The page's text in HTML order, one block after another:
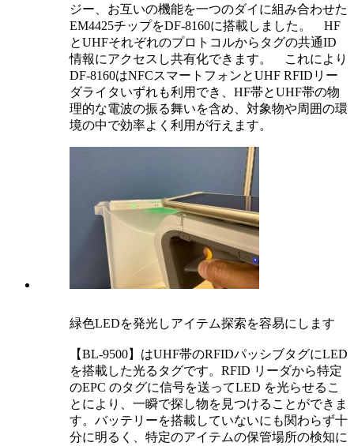
ジー、お互いの機能を一つのダイに組み合わせた
EM4425チップをDF-8160に搭載しました。 HF
とUHFそれぞれのプロトコルからタグの共通ID
情報にアクセスし共有化できます。 これにより
DF-8160はNFCスマートフォンとUHF RFIDリー
ダライタいずれも利用でき、HF帯とUHF帯の物
理的な電波の振る舞いを含め、対象物や周囲の環
境の中で効率よく利用が行えます。
緑色LEDを発光しアイテム探索を容易にします
【BL-9500】はUHF帯のRFIDパッシブタグにLED
を搭載した光るタグです。RFID リーダから特定
のEPC のタグに信号を送ってLED を光らせるこ
とにより、一瞬で探し物を見つけることができま
す。バッテリーを搭載していないにも関わらず十
分に明るく、特定のアイテムの保管場所の検知に